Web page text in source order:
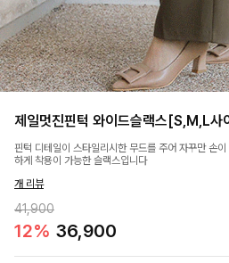
제일멋진핀턱 와이드슬랙스[S,M,L사
핀턱 디테일이 스타일리시한 무드를 주어 자꾸만 손
하게 착용이 가능한 슬랙스입니다
개 리뷰
41,900
12% 36,900